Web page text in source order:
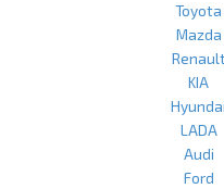
Toyota
Mazda
KIA
Hyundai
LADA
Audi
Ford